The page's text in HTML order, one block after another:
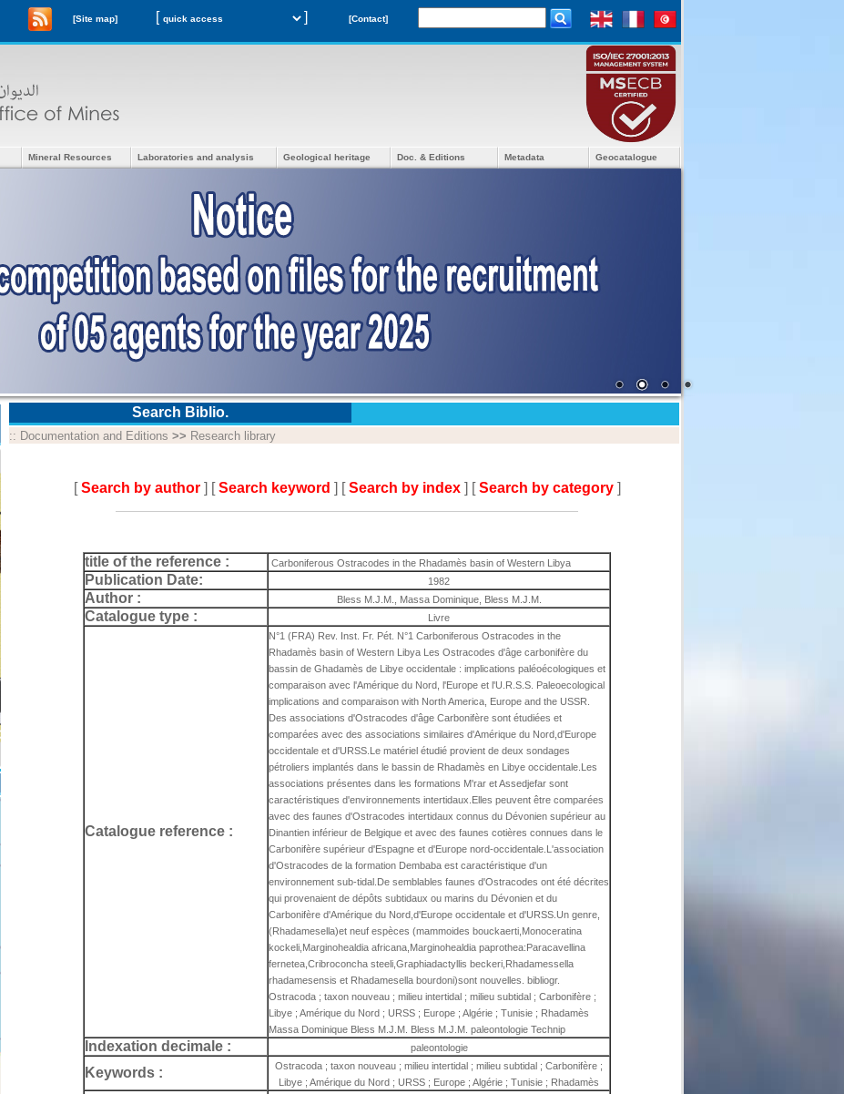
[Site map] [ ] [Contact]
Mineral Resources Laboratories and analysis Geological heritage Doc. & Editions Metadata Geocatalogue
Search Biblio.
:: Documentation and Editions >> Research library
[Search by author ] [Search keyword ] [Search by index ] [Search by category ]
title of the reference : Carboniferous Ostracodes in the Rhadamès basin of Western Libya
Publication Date: 1982
Author : Bless M.J.M., Massa Dominique, Bless M.J.M.
Catalogue type : Livre
Catalogue reference :
N°1 (FRA) Rev. Inst. Fr. Pét. N°1 Carboniferous Ostracodes in the
Rhadamès basin of Western Libya Les Ostracodes d'âge carbonifère du
bassin de Ghadamès de Libye occidentale : implications paléoécologiques et
comparaison avec l'Amérique du Nord, l'Europe et l'U.R.S.S. Paleoecological
implications and comparaison with North America, Europe and the USSR.
Des associations d'Ostracodes d'âge Carbonifère sont étudiées et
comparées avec des associations similaires d'Amérique du Nord,d'Europe
occidentale et d'URSS.Le matériel étudié provient de deux sondages
pétroliers implantés dans le bassin de Rhadamès en Libye occidentale.Les
associations présentes dans les formations M'rar et Assedjefar sont
caractéristiques d'environnements intertidaux.Elles peuvent être comparées
avec des faunes d'Ostracodes intertidaux connus du Dévonien supérieur au
Dinantien inférieur de Belgique et avec des faunes cotières connues dans le
Carbonifère supérieur d'Espagne et d'Europe nord-occidentale.L'association
d'Ostracodes de la formation Dembaba est caractéristique d'un
environnement sub-tidal.De semblables faunes d'Ostracodes ont été décrites
qui provenaient de dépôts subtidaux ou marins du Dévonien et du
Carbonifère d'Amérique du Nord,d'Europe occidentale et d'URSS.Un genre,
(Rhadamesella)et neuf espèces (mammoides bouckaerti,Monoceratina
kockeli,Marginohealdia africana,Marginohealdia paprothea:Paracavellina
fernetea,Cribroconcha steeli,Graphiadactyllis beckeri,Rhadamessella
rhadamesensis et Rhadamesella bourdoni)sont nouvelles. bibliogr.
Ostracoda ; taxon nouveau ; milieu intertidal ; milieu subtidal ; Carbonifère ;
Libye ; Amérique du Nord ; URSS ; Europe ; Algérie ; Tunisie ; Rhadamès
Massa Dominique Bless M.J.M. Bless M.J.M. paleontologie Technip
Indexation decimale : paleontologie
Keywords :
Ostracoda ; taxon nouveau ; milieu intertidal ; milieu subtidal ; Carbonifère ;
Libye ; Amérique du Nord ; URSS ; Europe ; Algérie ; Tunisie ; Rhadamès